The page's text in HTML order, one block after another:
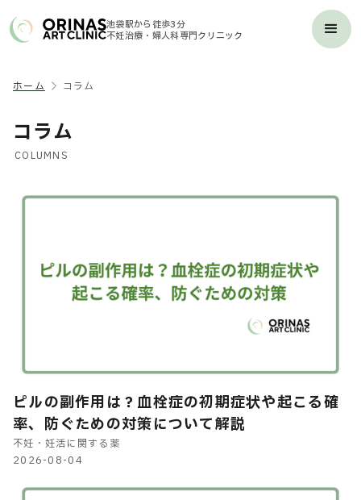
池袋駅から徒歩3分
不妊治療・婦人科専門クリニック
ホーム コラム
コラム
COLUMNS
ピルの副作用は？血栓症の初期症状や起こる確
率、防ぐための対策について解説
不妊・妊活に関する薬
2026-08-04